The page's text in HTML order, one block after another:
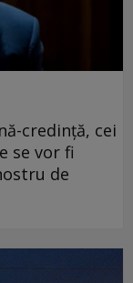
credință, cei
se vor fi
de